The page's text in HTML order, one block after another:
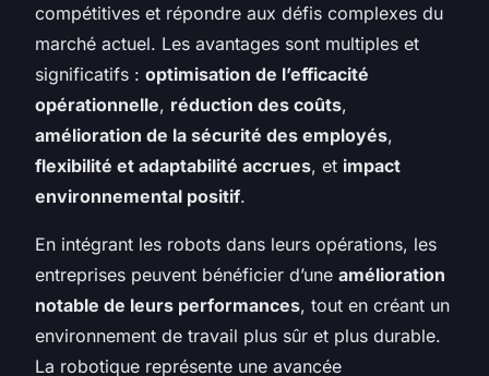
compétitives et répondre aux défis complexes du
marché actuel. Les avantages sont multiples et
significatifs : optimisation de l’efficacité
opérationnelle, réduction des coûts,
amélioration de la sécurité des employés,
flexibilité et adaptabilité accrues, et impact
environnemental positif.
En intégrant les robots dans leurs opérations, les
entreprises peuvent bénéficier d’une amélioration
notable de leurs performances, tout en créant un
environnement de travail plus sûr et plus durable.
La robotique représente une avancée